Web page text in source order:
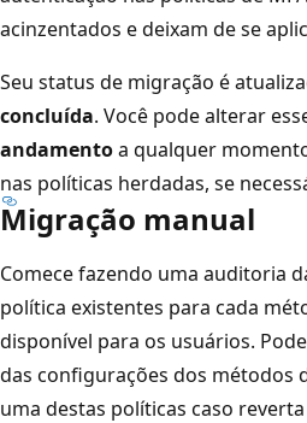
acinzentados e deixam de se
Seu status de migração é
concluída. Você pode alterar
andamentoa qualquer
nas políticas herdadas, se
Migração manual
Comece fazendo uma auditoria
política existentes para cada
disponível para os usuários.
das configurações dos métodos
uma destas políticas caso